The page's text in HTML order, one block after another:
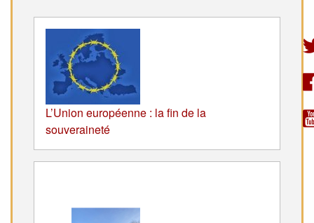
L’Union européenne : la fin de la
souveraineté